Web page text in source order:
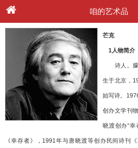
咱的艺术品
芒克
1人物简介
诗人。朦
生于北京，
始写诗。
创办文学刊
晓渡创办“幸
《幸存者》，1991年与唐晓渡等创办民间诗刊